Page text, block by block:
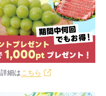
細はこちら